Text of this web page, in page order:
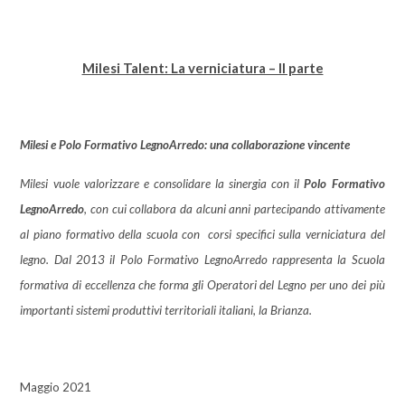
Milesi Talent: La verniciatura – II parte
Milesi e Polo Formativo LegnoArredo: una collaborazione vincente
Milesi vuole valorizzare e consolidare la sinergia con ilPolo Formativo
LegnoArredo, con cui collabora da alcuni anni partecipando attivamente
al piano formativo della scuola con corsi specifici sulla verniciatura del
legno. Dal 2013 il Polo Formativo LegnoArredo rappresenta la Scuola
formativa di eccellenza che forma gli Operatori del Legno per uno dei più
importanti sistemi produttivi territoriali italiani, la Brianza.
Maggio 2021